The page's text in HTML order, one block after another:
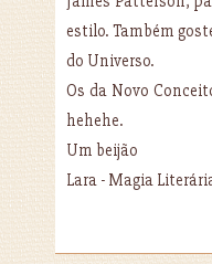
estilo. Também
do Universo.
Os da Novo
hehehe.
Um beijão
Lara - Magia